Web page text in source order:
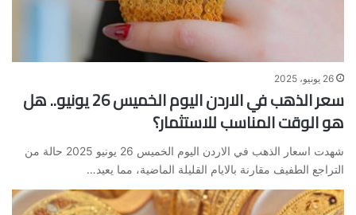
26 يونيو، 2025
سعر الذهب في الاردن اليوم الخميس 26 يونيو.. هل
هو الوقت المناسب للاستثمار؟
شهدت اسعار الذهب في الاردن اليوم الخميس 26 يونيو 2025 حالة من
التراجع الطفيف مقارنة بالايام القليلة الماضية، مما يعيد…